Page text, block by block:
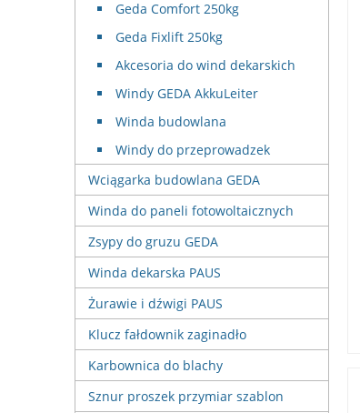
Geda Comfort 250kg
Geda Fixlift 250kg
Akcesoria do wind dekarskich
Windy GEDA AkkuLeiter
Winda budowlana
Windy do przeprowadzek
Wciągarka budowlana GEDA
Winda do paneli fotowoltaicznych
Zsypy do gruzu GEDA
Winda dekarska PAUS
Żurawie i dźwigi PAUS
Klucz fałdownik zaginadło
Karbownica do blachy
Sznur proszek przymiar szablon